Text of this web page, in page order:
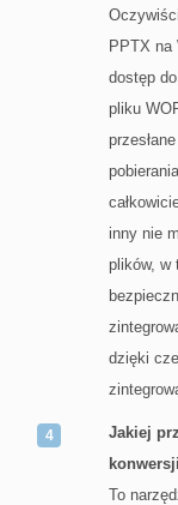
PPTX na
dostęp
pliku
inny nie
plików, w
dzięki
Jakiej
To